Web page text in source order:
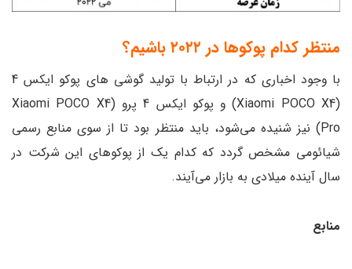
منتظر کدام پوکوها در ۲۰۲۲ باشیم؟
با وجود اخباری که در ارتباط با تولید گوشی های پوکو ایکس 4
(Xiaomi POCO X4) و پوکو ایکس 4 پرو (Xiaomi POCO X4
Pro) نیز شنیده می‌شود، باید منتظر بود تا از سوی منابع رسمی
شیائومی مشخص گردد که کدام یک از پوکوهای این شرکت در
سال آینده میلادی به بازار می‌آیند.
منابع